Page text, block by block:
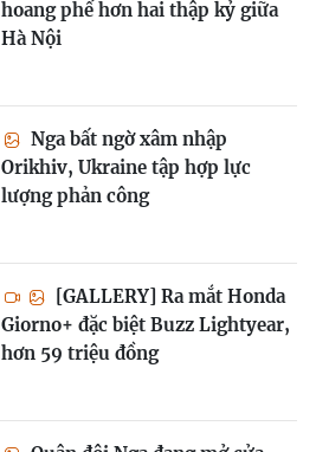
hoang phế hơn hai thập kỷ giữa
Hà Nội
Nga bất ngờ xâm nhập
Orikhiv, Ukraine tập hợp lực
lượng phản công
[GALLERY] Ra mắt Honda
Giorno+ đặc biệt Buzz Lightyear,
hơn 59 triệu đồng